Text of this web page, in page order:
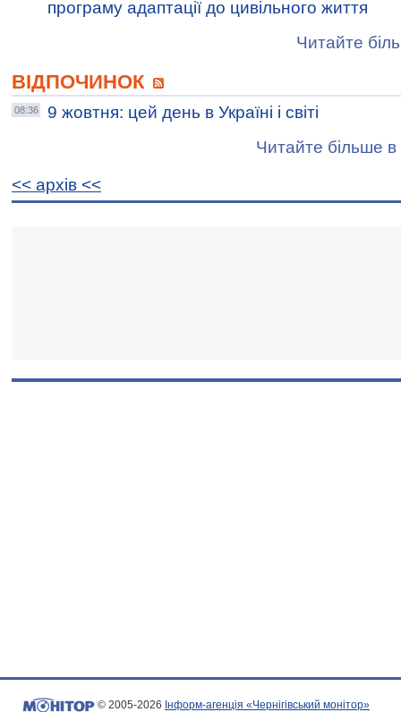
програму адаптації до цивільного життя
Читайте
ВІДПОЧИНОК
08:36
9 жовтня: цей день в Україні і світі
Читайте більше в
<< архiв <<
© 2005-2026 Інформ-агенція «Чернігівський монітор»